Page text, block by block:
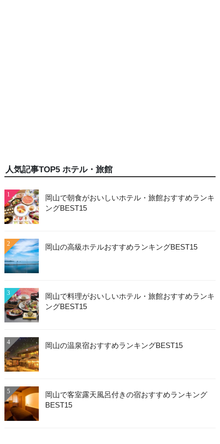
人気記事TOP5 ホテル・旅館
1
岡山で朝食がおいしいホテル・旅館おすすめランキ
ングBEST15
2 岡山の高級ホテルおすすめランキングBEST15
3
岡山で料理がおいしいホテル・旅館おすすめランキ
ングBEST15
4 岡山の温泉宿おすすめランキングBEST15
5
岡山で客室露天風呂付きの宿おすすめランキング
BEST15